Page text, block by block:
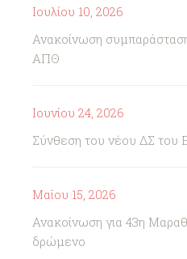
Ιουλίου 10, 2026
Ανακοίνωση
ΑΠΘ
Ιουνίου 24, 2026
Σύνθεση του νέου ΔΣ του
Μαΐου 15, 2026
Ανακοίνωση για 43η
δρώμενο